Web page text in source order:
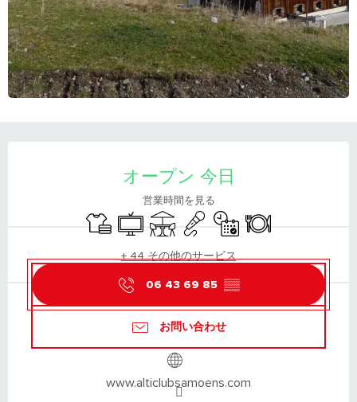
オープン 今日
営業時間を見る
Sheets and linen
Television
Terrace AnimationBy reservation only
Restaurant
+ 44 その他のサービス
▒▒
お問い合わせ
www.alticlubsamoens.com